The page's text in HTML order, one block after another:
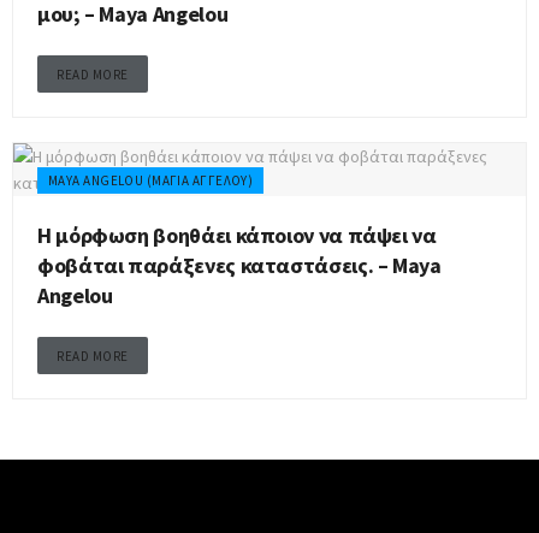
μου; – Maya Angelou
READ MORE
MAYA ANGELOU (ΜΆΓΙΑ ΑΓΓΈΛΟΥ)
Η μόρφωση βοηθάει κάποιον να πάψει να
φοβάται παράξενες καταστάσεις. – Maya
Angelou
READ MORE